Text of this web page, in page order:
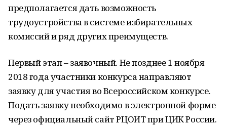
предполагается дать возможность
трудоустройства в системе избирательных
комиссий и ряд других преимуществ.
Первый этап – заявочный. Не позднее 1 ноября
2018 года участники конкурса направляют
заявку для участия во Всероссийском конкурсе.
Подать заявку необходимо в электронной форме
через официальный сайт РЦОИТ при ЦИК России.